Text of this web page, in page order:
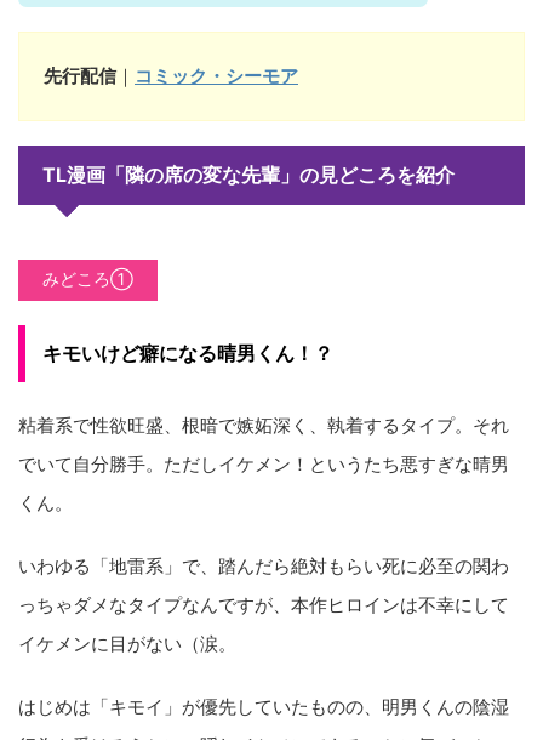
先行配信｜ コミック・シーモア
TL漫画「隣の席の変な先輩」の見どころを紹介
みどころ①
キモいけど癖になる晴男くん！？
粘着系で性欲旺盛、根暗で嫉妬深く、執着するタイプ。それ
でいて自分勝手。ただしイケメン！というたち悪すぎな晴男
くん。
いわゆる「地雷系」で、踏んだら絶対もらい死に必至の関わ
っちゃダメなタイプなんですが、本作ヒロインは不幸にして
イケメンに目がない（涙。
はじめは「キモイ」が優先していたものの、明男くんの陰湿